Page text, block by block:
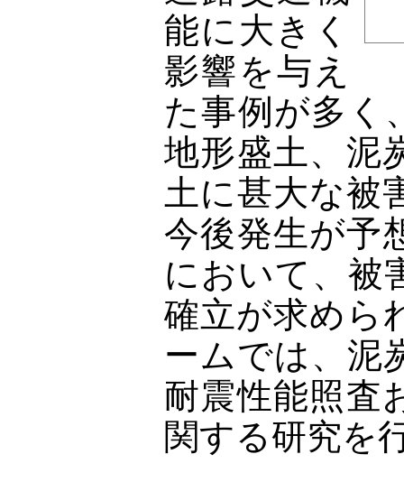
能に大きく
影響を与え
た事例が多く
地形盛土、泥
土に甚大な被
今後発生が予
において、被
確立が求めら
ームでは、泥
耐震性能照査
関する研究を